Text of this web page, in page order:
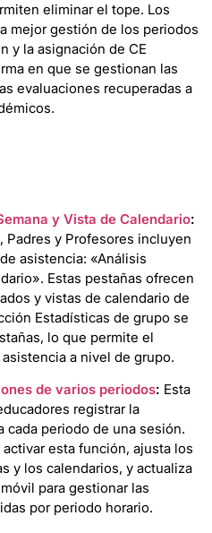
eliminar el tope. Los
mejor gestión de los periodos
y la asignación de CE
en que se gestionan las
evaluaciones recuperadas a
y Vista de Calendario:
Padres y Profesores incluyen
asistencia: «Análisis
Estas pestañas ofrecen
y vistas de calendario de
Estadísticas de grupo se
lo que permite el
a nivel de grupo.
de varios periodos: Esta
registrar la
cada periodo de una sesión.
esta función, ajusta los
y los calendarios, y actualiza
para gestionar las
por periodo horario.